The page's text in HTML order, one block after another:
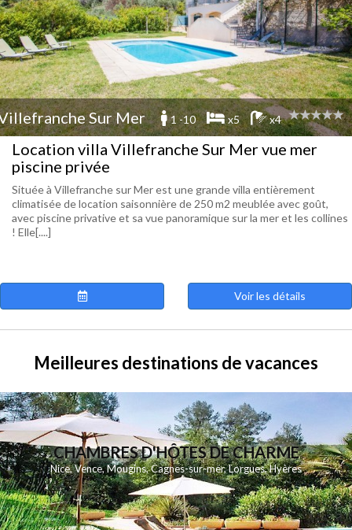
Sur Mer 1 -10 x5 x4
Location villa Villefranche Sur Mer vue mer
piscine privée
Située à Villefranche sur Mer est une grande villa entièrement
climatisée de location saisonnière de 250 m2 meublée avec goût,
avec piscine privative et sa vue panoramique sur la mer et les collines
! Elle[....]
Voir les détails
Meilleures destinations de vacances
CHAMBRES D'HÔTES DE CHARME
Nice, Vence, Mougins, Cagnes-sur-mer, Lorgues, Hyères